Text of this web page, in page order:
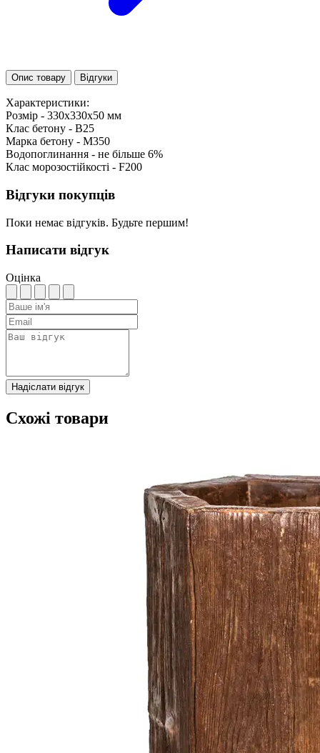
Опис товару Відгуки
Характеристики:
Розмір - 330х330х50 мм
Клас бетону - В25
Марка бетону - М350
Водопоглинання - не більше 6%
Клас морозостійкості - F200
Відгуки покупців
Поки немає відгуків. Будьте першим!
Написати відгук
Оцінка
Надіслати відгук
Схожі товари